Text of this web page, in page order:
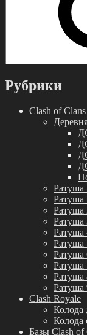
Рубрики
Clash of Clans
Ратуша
Ратуша
Ратуша
Ратуша
Ратуша
Ратуша
Ратуша
Ратуша
Ратуша
Ратуша
Clash Royale
Колода
Колода
Базы Clash of